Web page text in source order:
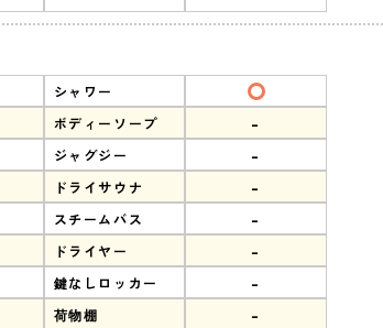
シャワー
ボディーソープ -
ジャグジー -
ドライサウナ -
スチームバス -
ドライヤー -
鍵なしロッカー -
荷物棚 -